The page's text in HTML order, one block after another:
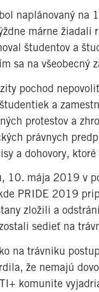
naplánovaný
márne
študentov a
sa na všeobecný
pochod
a
protestov a
právnych
a dohovory,
10. mája 2019 v
PRIDE 2019
zložili a
sedieť na
na trávniku
že nemajú
komunite